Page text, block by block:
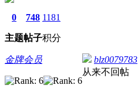
0
主题
748
帖子
1181
积分
金牌会员 blz0079783
从来不回帖